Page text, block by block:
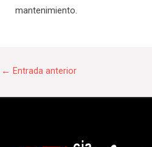
mantenimiento.
← Entrada anterior